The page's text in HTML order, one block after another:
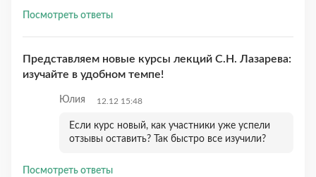
Посмотреть ответы
Представляем новые курсы лекций С.Н. Лазарева:
изучайте в удобном темпе!
Юлия 12.12 15:48
Если курс новый, как участники уже успели
отзывы оставить? Так быстро все изучили?
Посмотреть ответы